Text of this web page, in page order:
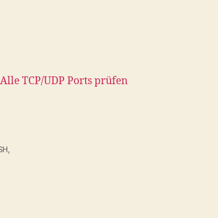
Alle TCP/UDP Ports prüfen
,